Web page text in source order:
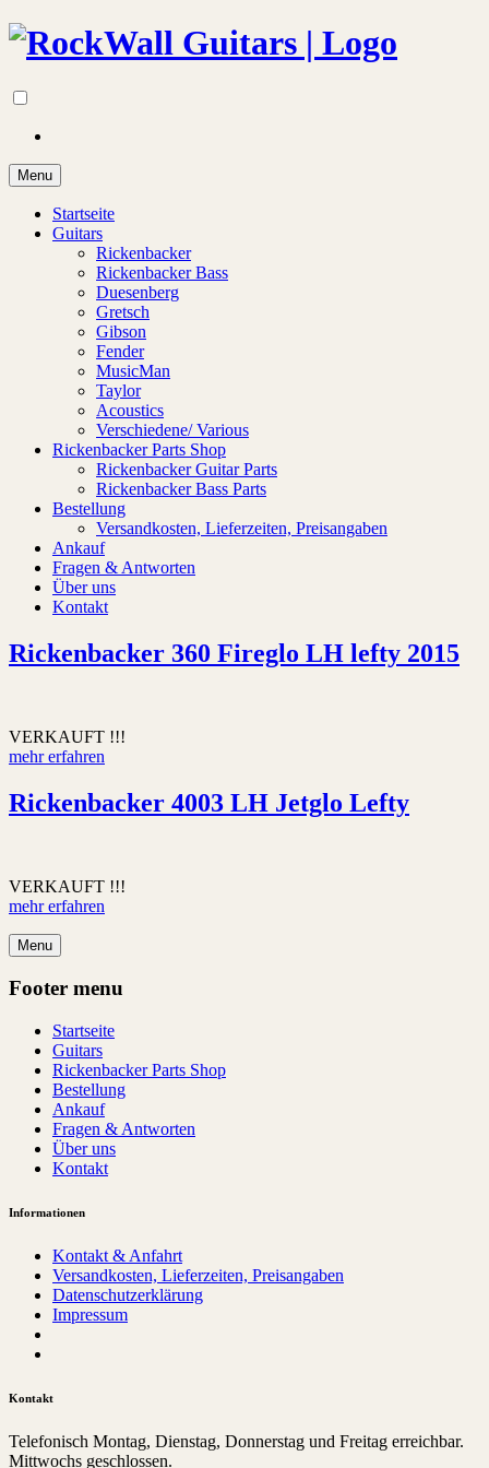
Menu
Startseite
Guitars
Rickenbacker
Rickenbacker Bass
Duesenberg
Gretsch
Gibson
Fender
MusicMan
Taylor
Acoustics
Verschiedene/ Various
Rickenbacker Parts Shop
Rickenbacker Guitar Parts
Rickenbacker Bass Parts
Bestellung
Versandkosten, Lieferzeiten, Preisangaben
Ankauf
Fragen & Antworten
Über uns
Kontakt
Rickenbacker 360 Fireglo LH lefty 2015
VERKAUFT !!!
mehr erfahren
Rickenbacker 4003 LH Jetglo Lefty
VERKAUFT !!!
mehr erfahren
Menu
Footer menu
Startseite
Guitars
Rickenbacker Parts Shop
Bestellung
Ankauf
Fragen & Antworten
Über uns
Kontakt
Informationen
Kontakt & Anfahrt
Versandkosten, Lieferzeiten, Preisangaben
Datenschutzerklärung
Impressum
Kontakt
Telefonisch Montag, Dienstag, Donnerstag und Freitag erreichbar.
Mittwochs geschlossen.